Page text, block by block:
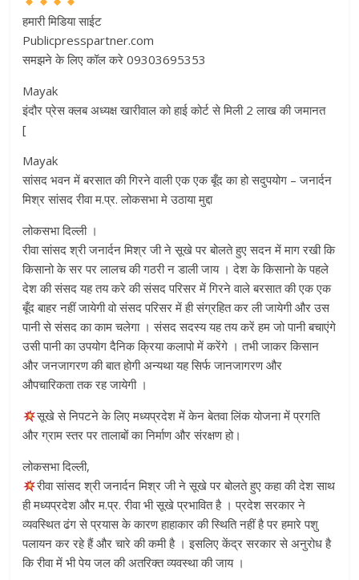
हमारी मिडिया साईट
Publicpresspartner.com
समझने के लिए कॉल करे 09303695353
Mayak
इंदौर प्रेस क्लब अध्यक्ष खारीवाल को हाई कोर्ट से मिली 2 लाख की जमानत
[
Mayak
सांसद भवन में बरसात की गिरने वाली एक एक बूँद का हो सदुपयोग – जनार्दन
मिश्र सांसद रीवा म.प्र. लोकसभा मे उठाया मुद्दा
लोकसभा दिल्ली ।
रीवा सांसद श्री जनार्दन मिश्र जी ने सूखे पर बोलते हुए सदन में माग रखी कि
किसानो के सर पर लालच की गठरी न डाली जाय । देश के किसानो के पहले
देश की संसद यह तय करे की संसद परिसर में गिरने वाले बरसात की एक एक
बूँद बाहर नहीं जायेगी वो संसद परिसर में ही संग्रहित कर ली जायेगी और उस
पानी से संसद का काम चलेगा । संसद सदस्य यह तय करें हम जो पानी बचाएंगे
उसी पानी का उपयोग दैनिक क्रिया कलापो में करेंगे । तभी जाकर किसान
और जनजागरण की बात होगी अन्यथा यह सिर्फ जानजागरण और
औपचारिकता तक रह जायेगी ।
सूखे से निपटने के लिए मध्यप्रदेश में केन बेतवा लिंक योजना में प्रगति
और ग्राम स्तर पर तालाबों का निर्माण और संरक्षण हो।
लोकसभा दिल्ली,
रीवा सांसद श्री जनार्दन मिश्र जी ने सूखे पर बोलते हुए कहा की देश साथ
ही मध्यप्रदेश और म.प्र. रीवा भी सूखे प्रभावित है । प्रदेश सरकार ने
व्यवस्थित ढंग से प्रयास के कारण हाहाकार की स्थिति नहीं है पर हमारे पशु
पलायन कर रहे हैं और चारे की कमी है । इसलिए केंद्र सरकार से अनुरोध है
कि रीवा में भी पेय जल की अतरिक्त व्यवस्था की जाय ।